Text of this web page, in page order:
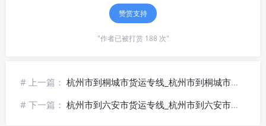
赞赏支持
"作者已被打赏 188 次"
# 上一篇： 杭州市到桐城市货运专线_杭州市到桐城市物流公司_⏰天天发车
# 下一篇： 杭州市到六安市货运专线_杭州市到六安市物流公司_📉零担配送